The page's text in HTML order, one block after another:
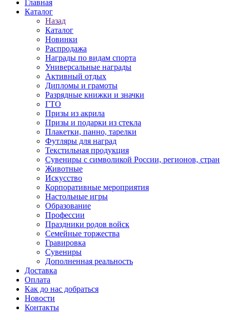
Главная
Каталог
Назад
Каталог
Новинки
Распродажа
Награды по видам спорта
Универсальные награды
Активный отдых
Дипломы и грамоты
Разрядные книжки и значки
ГТО
Призы из акрила
Призы и подарки из стекла
Плакетки, панно, тарелки
Футляры для наград
Текстильная продукция
Сувениры с символикой России, регионов, стран
Животные
Искусство
Корпоративные мероприятия
Настольные игры
Образование
Профессии
Праздники родов войск
Семейные торжества
Гравировка
Сувениры
Дополненная реальность
Доставка
Оплата
Как до нас добраться
Новости
Контакты